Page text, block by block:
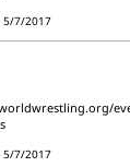
5/7/2017
5/7/2017